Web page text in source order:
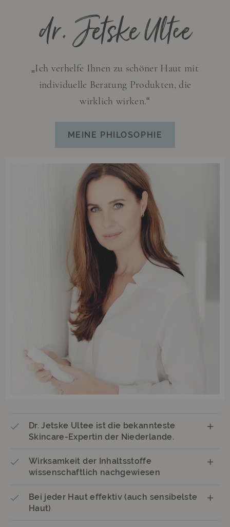
dr. Jetske Ultee
„Ich verhelfe Ihnen zu schöner Haut mit
individuelle Beratung Produkten, die
wirklich wirken.“
MEINE PHILOSOPHIE
Dr. Jetske Ultee ist die bekannteste
Skincare-Expertin der Niederlande.
Wirksamkeit der Inhaltsstoffe
wissenschaftlich nachgewiesen
Bei jeder Haut effektiv (auch sensibelste
Haut)